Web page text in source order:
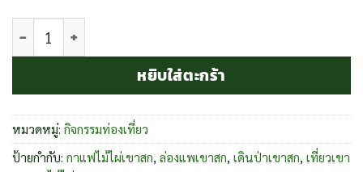
หยิบใส่ตะกร้า
หมวดหมู่: กิจกรรมท่องเที่ยว
ป้ายกำกับ: กาแฟไม้ไผ่เขาสก,ล่องแพเขาสก,เดินป่าเขาสก,เที่ยวเขา